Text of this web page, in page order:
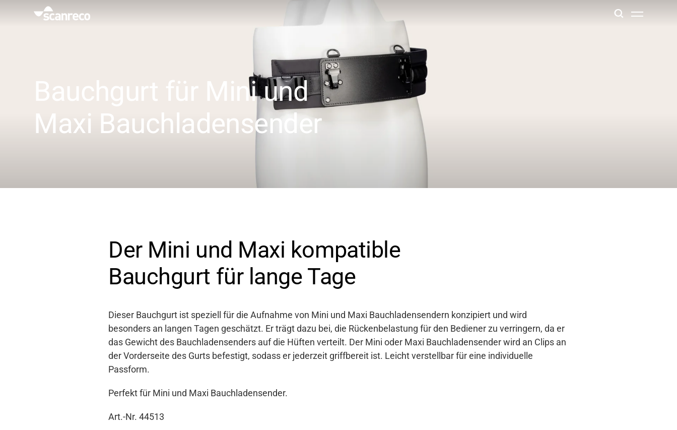
Bedienerproduktivität und Sicherheit
Bauchgurt für Mini und
Maxi Bauchladensender
Der Mini und Maxi kompatible
Bauchgurt für lange Tage
Dieser Bauchgurt ist speziell für die Aufnahme von Mini und Maxi Bauchladensendern konzipiert und wird
besonders an langen Tagen geschätzt. Er trägt dazu bei, die Rückenbelastung für den Bediener zu verringern, da er
das Gewicht des Bauchladensenders auf die Hüften verteilt. Der Mini oder Maxi Bauchladensender wird an Clips an
der Vorderseite des Gurts befestigt, sodass er jederzeit griffbereit ist. Leicht verstellbar für eine individuelle
Passform.
Perfekt für Mini und Maxi Bauchladensender.
Art.-Nr. 44513